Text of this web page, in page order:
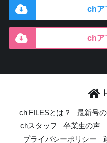
chア
chア
ch FILESとは？ 最新号
chスタッフ
卒業生の声
プライバシーポリシー